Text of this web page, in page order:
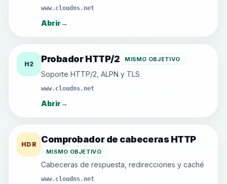
www.cloudns.net
Abrir→
H2 Probador HTTP/2 MISMO OBJETIVO
Soporte HTTP/2, ALPN y TLS
www.cloudns.net
Abrir→
HDR Comprobador de cabeceras HTTP
MISMO OBJETIVO
Cabeceras de respuesta, redirecciones y caché
www.cloudns.net